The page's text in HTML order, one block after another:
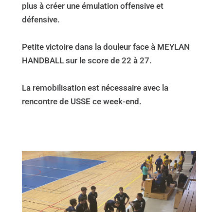
plus à créer une émulation offensive et
défensive.
Petite victoire dans la douleur face à MEYLAN
HANDBALL sur le score de 22 à 27.
La remobilisation est nécessaire avec la
rencontre de USSE ce week-end.